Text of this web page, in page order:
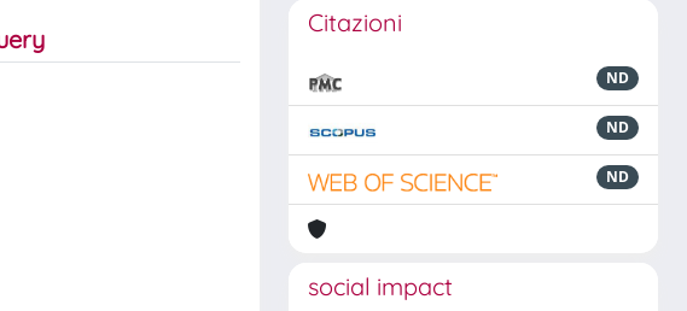
Citazioni
ND
ND
ND
social impact